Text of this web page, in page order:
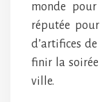
monde
réputée
d’artifices
finir la
ville.